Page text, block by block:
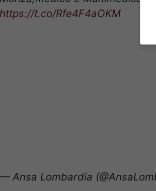
https://t.co/Rfe4F4aOKM
— Ansa Lombardia